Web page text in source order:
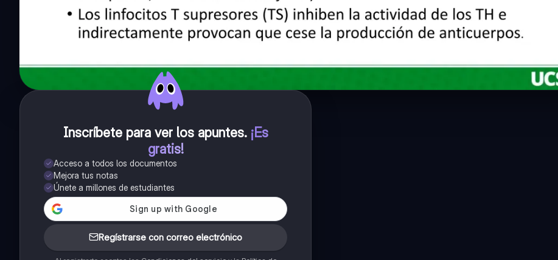
Inscríbete para ver los apuntes. ¡Es
gratis!
Acceso a todos los documentos
Mejora tus notas
Únete a millones de estudiantes
Regístrarse con correo electrónico